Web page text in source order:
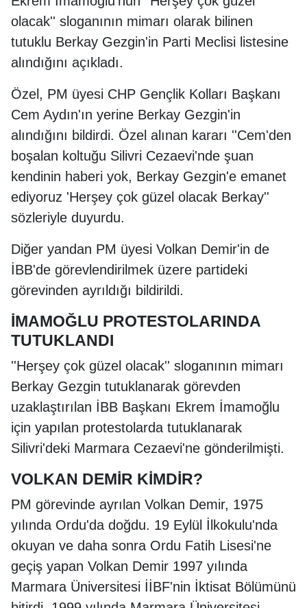
olacak'' sloganının mimarı olarak bilinen
tutuklu Berkay Gezgin'in Parti Meclisi listesine
alındığını açıkladı.
Özel, PM üyesi CHP Gençlik Kolları Başkanı
Cem Aydın'ın yerine Berkay Gezgin'in
alındığını bildirdi. Özel alınan kararı ''Cem'den
boşalan koltuğu Silivri Cezaevi'nde şuan
kendinin haberi yok, Berkay Gezgin'e emanet
ediyoruz 'Herşey çok güzel olacak Berkay''
sözleriyle duyurdu.
Diğer yandan PM üyesi Volkan Demir'in de
İBB'de görevlendirilmek üzere partideki
görevinden ayrıldığı bildirildi.
İMAMOĞLU PROTESTOLARINDA
TUTUKLANDI
''Herşey çok güzel olacak'' sloganının mimarı
Berkay Gezgin tutuklanarak görevden
uzaklaştırılan İBB Başkanı Ekrem İmamoğlu
için yapılan protestolarda tutuklanarak
Silivri'deki Marmara Cezaevi'ne gönderilmişti.
VOLKAN DEMİR KİMDİR?
PM görevinde ayrılan Volkan Demir, 1975
yılında Ordu'da doğdu. 19 Eylül İlkokulu'nda
okuyan ve daha sonra Ordu Fatih Lisesi'ne
geçiş yapan Volkan Demir 1997 yılında
Marmara Üniversitesi İİBF'nin İktisat Bölümünü